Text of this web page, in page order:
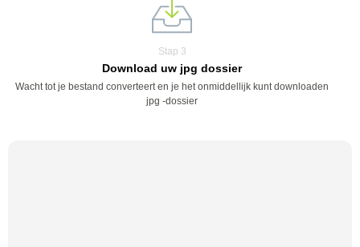
Stap 3
Download uw jpg dossier
Wacht tot je bestand converteert en je het onmiddellijk kunt downloaden
jpg -dossier